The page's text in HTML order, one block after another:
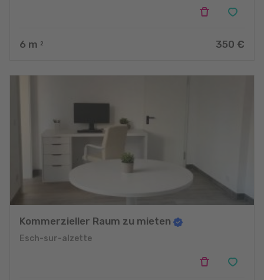
6 m 2 350 €
Kommerzieller Raum zu mieten
Esch-sur-alzette